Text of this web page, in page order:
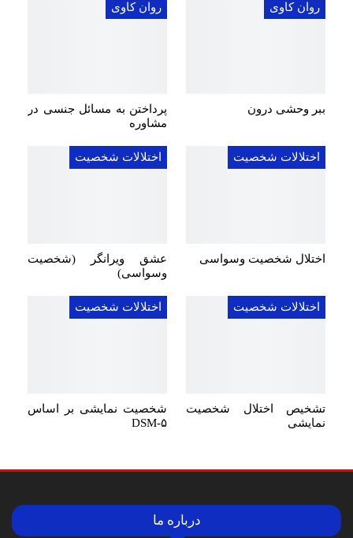
روان کاوی
ببر وحشی درون
روان کاوی
پرداختن به مسائل جنسی در
مشاوره
اختلالات شخصیت
اختلال شخصیت وسواسی
اختلالات شخصیت
عشق ویرانگر (شخصیت
وسواسی)
اختلالات شخصیت
تشخیص اختلال شخصیت
نمایشی
اختلالات شخصیت
شخصیت نمایشی بر اساس
DSM-۵
درباره ما